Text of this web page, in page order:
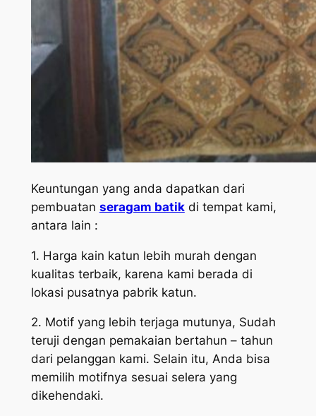
Keuntungan yang anda dapatkan dari
pembuatan seragam batikdi tempat kami,
antara lain :
1. Harga kain katun lebih murah dengan
kualitas terbaik, karena kami berada di
lokasi pusatnya pabrik katun.
2. Motif yang lebih terjaga mutunya, Sudah
teruji dengan pemakaian bertahun – tahun
dari pelanggan kami. Selain itu, Anda bisa
memilih motifnya sesuai selera yang
dikehendaki.